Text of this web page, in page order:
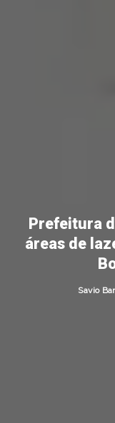
Prefeitura
áreas de
Posted
Savio